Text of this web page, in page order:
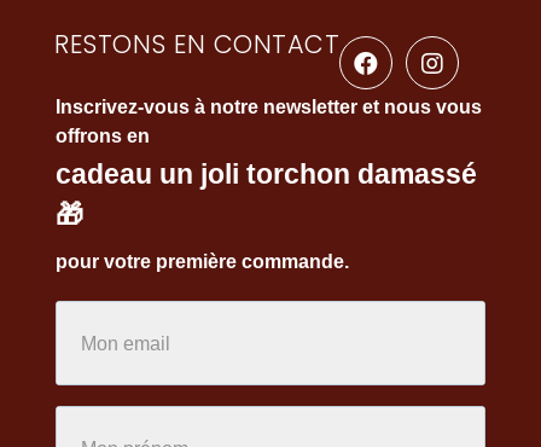
RESTONS EN CONTACT
Inscrivez-vous à notre newsletter et nous vous
offrons en
cadeau un joli torchon damassé
🎁
pour votre première commande.